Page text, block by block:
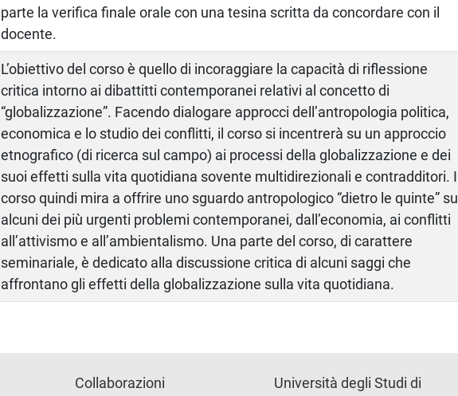
parte la verifica finale orale con una tesina scritta da concordare con il
docente.
L’obiettivo del corso è quello di incoraggiare la capacità di riflessione
critica intorno ai dibattitti contemporanei relativi al concetto di
“globalizzazione”. Facendo dialogare approcci dell’antropologia politica,
economica e lo studio dei conflitti, il corso si incentrerà su un approccio
etnografico (di ricerca sul campo) ai processi della globalizzazione e dei
suoi effetti sulla vita quotidiana sovente multidirezionali e contradditori. Il
corso quindi mira a offrire uno sguardo antropologico “dietro le quinte” su
alcuni dei più urgenti problemi contemporanei, dall’economia, ai conflitti
all’attivismo e all’ambientalismo. Una parte del corso, di carattere
seminariale, è dedicato alla discussione critica di alcuni saggi che
affrontano gli effetti della globalizzazione sulla vita quotidiana.
Collaborazioni
Università degli Studi di